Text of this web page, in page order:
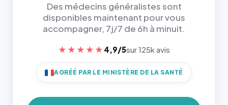
Des médecins généralistes sont
disponibles maintenant pour vous
accompagner, 7j/7 de 6h à minuit.
★★★★★ 4,9/5sur 125k avis
AGRÉÉ PAR LE MINISTÈRE DE LA SANTÉ